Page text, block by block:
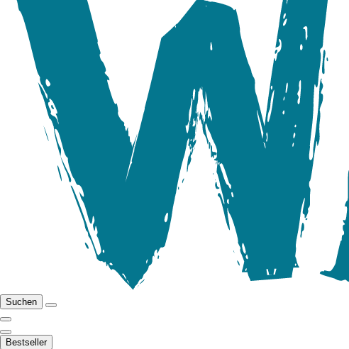
Suchen
Bestseller